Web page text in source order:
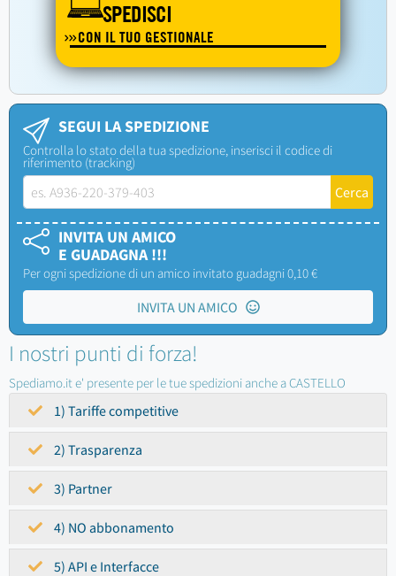
SPEDISCI
CON IL TUO GESTIONALE
SEGUI LA SPEDIZIONE
Controlla lo stato della tua spedizione, inserisci il codice di
riferimento (tracking)
INVITA UN AMICO
E GUADAGNA !!!
Per ogni spedizione di un amico invitato guadagni 0,10 €
INVITA UN AMICO
I nostri punti di forza!
Spediamo.it e' presente per le tue spedizioni anche a CASTELLO
1) Tariffe competitive
2) Trasparenza
3) Partner
4) NO abbonamento
5) API e Interfacce